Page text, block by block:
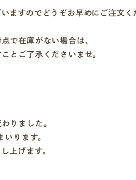
ますのでどうぞお早めにご注文く
で在庫がない場合は、
とご了承くださいませ。
りました。
ります。
上げます。